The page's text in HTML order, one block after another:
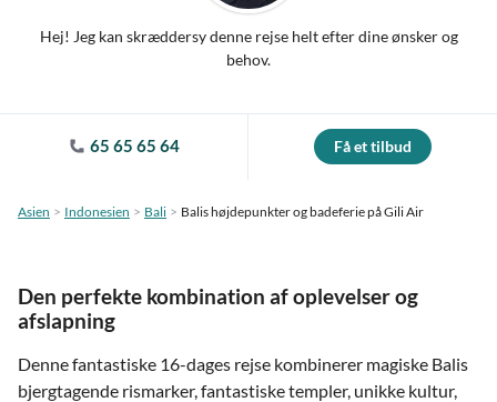
Hej! Jeg kan skræddersy denne rejse helt efter dine ønsker og
behov.
65 65 65 64 Få et tilbud
Asien Indonesien Bali Balis højdepunkter og badeferie på Gili Air
Den perfekte kombination af oplevelser og
afslapning
Denne fantastiske 16-dages rejse kombinerer magiske Balis
bjergtagende rismarker, fantastiske templer, unikke kultur,